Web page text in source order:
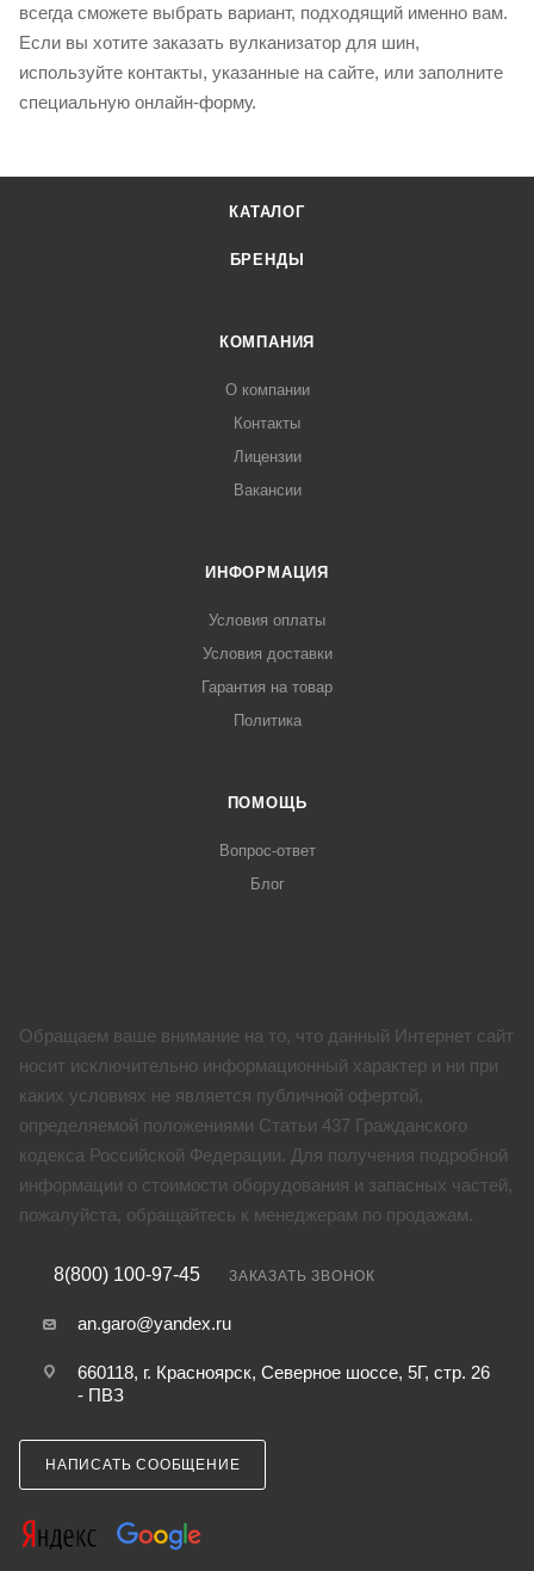
всегда сможете выбрать вариант, подходящий именно вам.
Если вы хотите заказать вулканизатор для шин,
используйте контакты, указанные на сайте, или заполните
специальную онлайн-форму.
КАТАЛОГ
БРЕНДЫ
КОМПАНИЯ
О компании
Контакты
Лицензии
Вакансии
ИНФОРМАЦИЯ
Условия оплаты
Условия доставки
Гарантия на товар
Политика
ПОМОЩЬ
Вопрос-ответ
Блог
Обращаем ваше внимание на то, что данный Интернет сайт
носит исключительно информационный характер и ни при
каких условиях не является публичной офертой,
определяемой положениями Статьи 437 Гражданского
кодекса Российской Федерации. Для получения подробной
информации о стоимости оборудования и запасных частей,
пожалуйста, обращайтесь к менеджерам по продажам.
8(800) 100-97-45 ЗАКАЗАТЬ ЗВОНОК
an.garo@yandex.ru
660118, г. Красноярск, Северное шоссе, 5Г, стр. 26
- ПВЗ
НАПИСАТЬ СООБЩЕНИЕ